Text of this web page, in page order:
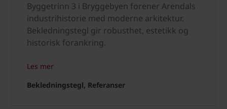
Byggetrinn 3 i Bryggebyen forener Arendals
industrihistorie med moderne arkitektur.
Bekledningstegl gir robusthet, estetikk og
historisk forankring.
Les mer
Bekledningstegl, Referanser